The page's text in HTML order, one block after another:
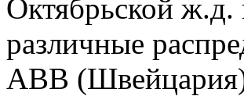
Октябрьской
различные
ABB